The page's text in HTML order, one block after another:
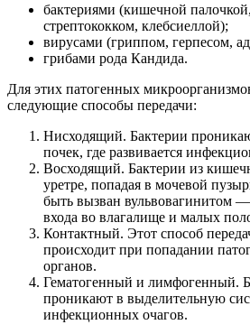
бактериями (кишечной
стрептококком, клебсиеллой);
вирусами (гриппом, герпесом,
грибами рода Кандида.
Для этих патогенных
следующие способы передачи:
Нисходящий. Бактерии
почек, где развивается
Восходящий. Бактерии из
уретре, попадая в мочевой
быть вызван вульвовагинитом
входа во влагалище и малых
Контактный. Этот способ
происходит при попадании
органов.
Гематогенный и лимфогенный.
проникают в выделительную
инфекционных очагов.